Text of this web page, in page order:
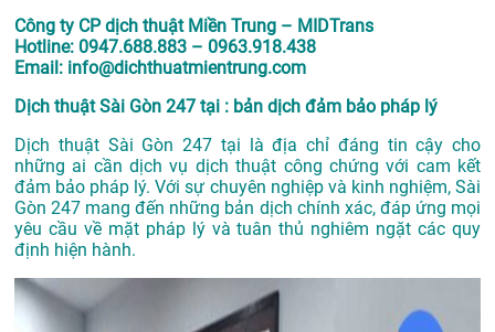
Công ty CP dịch thuật Miền Trung – MIDTrans
Hotline: 0947.688.883 – 0963.918.438
Email: info@dichthuatmientrung.com
Dịch thuật Sài Gòn 247 tại : bản dịch đảm bảo pháp lý
Dịch thuật Sài Gòn 247 tại là địa chỉ đáng tin cậy cho
những ai cần dịch vụ dịch thuật công chứng với cam kết
đảm bảo pháp lý. Với sự chuyên nghiệp và kinh nghiệm, Sài
Gòn 247 mang đến những bản dịch chính xác, đáp ứng mọi
yêu cầu về mặt pháp lý và tuân thủ nghiêm ngặt các quy
định hiện hành.